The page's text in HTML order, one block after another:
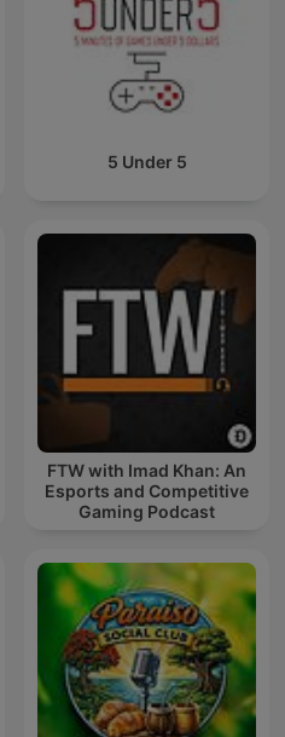
5 Under 5
FTW with Imad Khan: An
Esports and Competitive
Gaming Podcast